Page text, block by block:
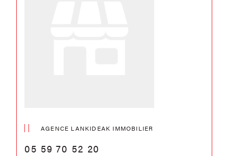
AGENCE LANKIDEAK IMMOBILIER
05 59 70 52 20